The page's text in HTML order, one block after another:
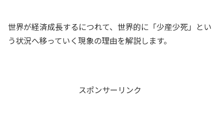
世界が経済成長するにつれて、世界的に「少産少死」とい
う状況へ移っていく現象の理由を解説します。
スポンサーリンク